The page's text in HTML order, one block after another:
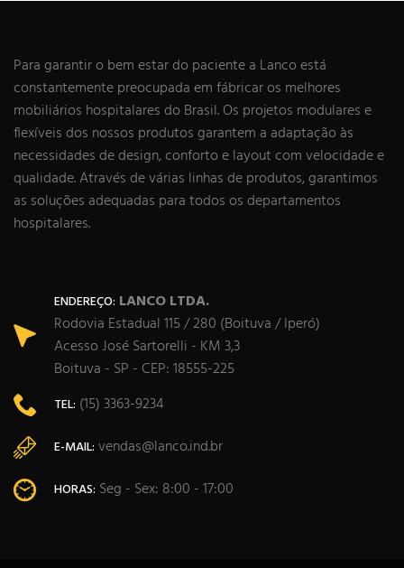
Para garantir o bem estar do paciente a Lanco está
constantemente preocupada em fábricar os melhores
mobiliários hospitalares do Brasil. Os projetos modulares e
flexíveis dos nossos produtos garantem a adaptação às
necessidades de design, conforto e layout com velocidade e
qualidade. Através de várias linhas de produtos, garantimos
as soluções adequadas para todos os departamentos
hospitalares.
ENDEREÇO: LANCO LTDA.
Rodovia Estadual 115 / 280 (Boituva / Iperó)
Acesso José Sartorelli - KM 3,3
Boituva - SP - CEP: 18555-225
TEL: (15) 3363-9234
E-MAIL: vendas@lanco.ind.br
HORAS: Seg - Sex: 8:00 - 17:00